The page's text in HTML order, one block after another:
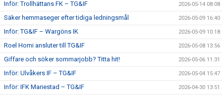
Inför: Trollhättans FK – TG&IF 2026-05-14 08:08
Säker hemmaseger efter tidiga ledningsmål 2026-05-09 16:40
Inför: TG&IF – Wargöns IK 2026-05-09 10:18
Roel Homi ansluter till TG&IF 2026-05-08 13:56
Giffare och söker sommarjobb? Titta hit! 2026-05-06 11:31
Inför: Ulvåkers IF – TG&IF 2026-05-04 15:47
Inför: IFK Mariestad – TG&IF 2026-04-30 13:51